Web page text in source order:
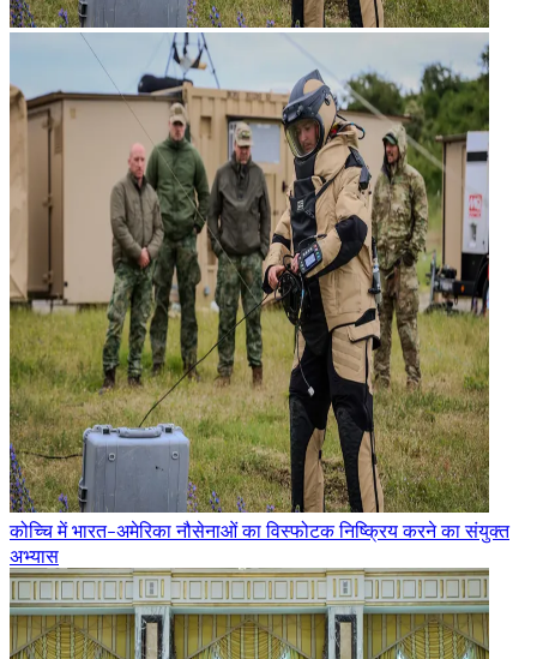
कोच्चि में भारत-अमेरिका नौसेनाओं का विस्फोटक निष्क्रिय करने का संयुक्त
अभ्यास